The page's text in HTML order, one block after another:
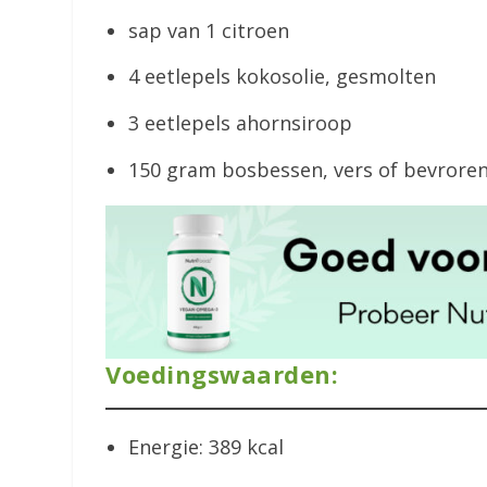
sap van 1 citroen
4 eetlepels kokosolie, gesmolten
3 eetlepels ahornsiroop
150 gram bosbessen, vers of
Voedingswaarden:
Energie: 389 kcal